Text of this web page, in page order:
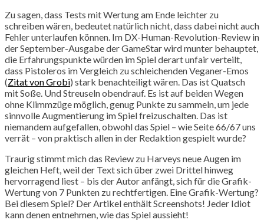
Zu sagen, dass Tests mit Wertung am Ende leichter zu
schreiben wären, bedeutet natürlich nicht, dass dabei nicht auch
Fehler unterlaufen können. Im DX-Human-Revolution-Review in
der September-Ausgabe der GameStar wird munter behauptet,
die Erfahrungspunkte würden im Spiel derart unfair verteilt,
dass Pistoleros im Vergleich zu schleichenden Veganer-Emos
(Zitat von Grobi) stark benachteiligt wären. Das ist Quatsch
mit Soße. Und Streuseln obendrauf. Es ist auf beiden Wegen
ohne Klimmzüge möglich, genug Punkte zu sammeln, um jede
sinnvolle Augmentierung im Spiel freizuschalten. Das ist
niemandem aufgefallen, obwohl das Spiel – wie Seite 66/67 uns
verrät – von praktisch allen in der Redaktion gespielt wurde?
Traurig stimmt mich das Review zu Harveys neue Augen im
gleichen Heft, weil der Text sich über zwei Drittel hinweg
hervorragend liest – bis der Autor anfängt, sich für die Grafik-
Wertung von 7 Punkten zu rechtfertigen. Eine Grafik-Wertung?
Bei diesem Spiel? Der Artikel enthält Screenshots! Jeder Idiot
kann denen entnehmen, wie das Spiel aussieht!